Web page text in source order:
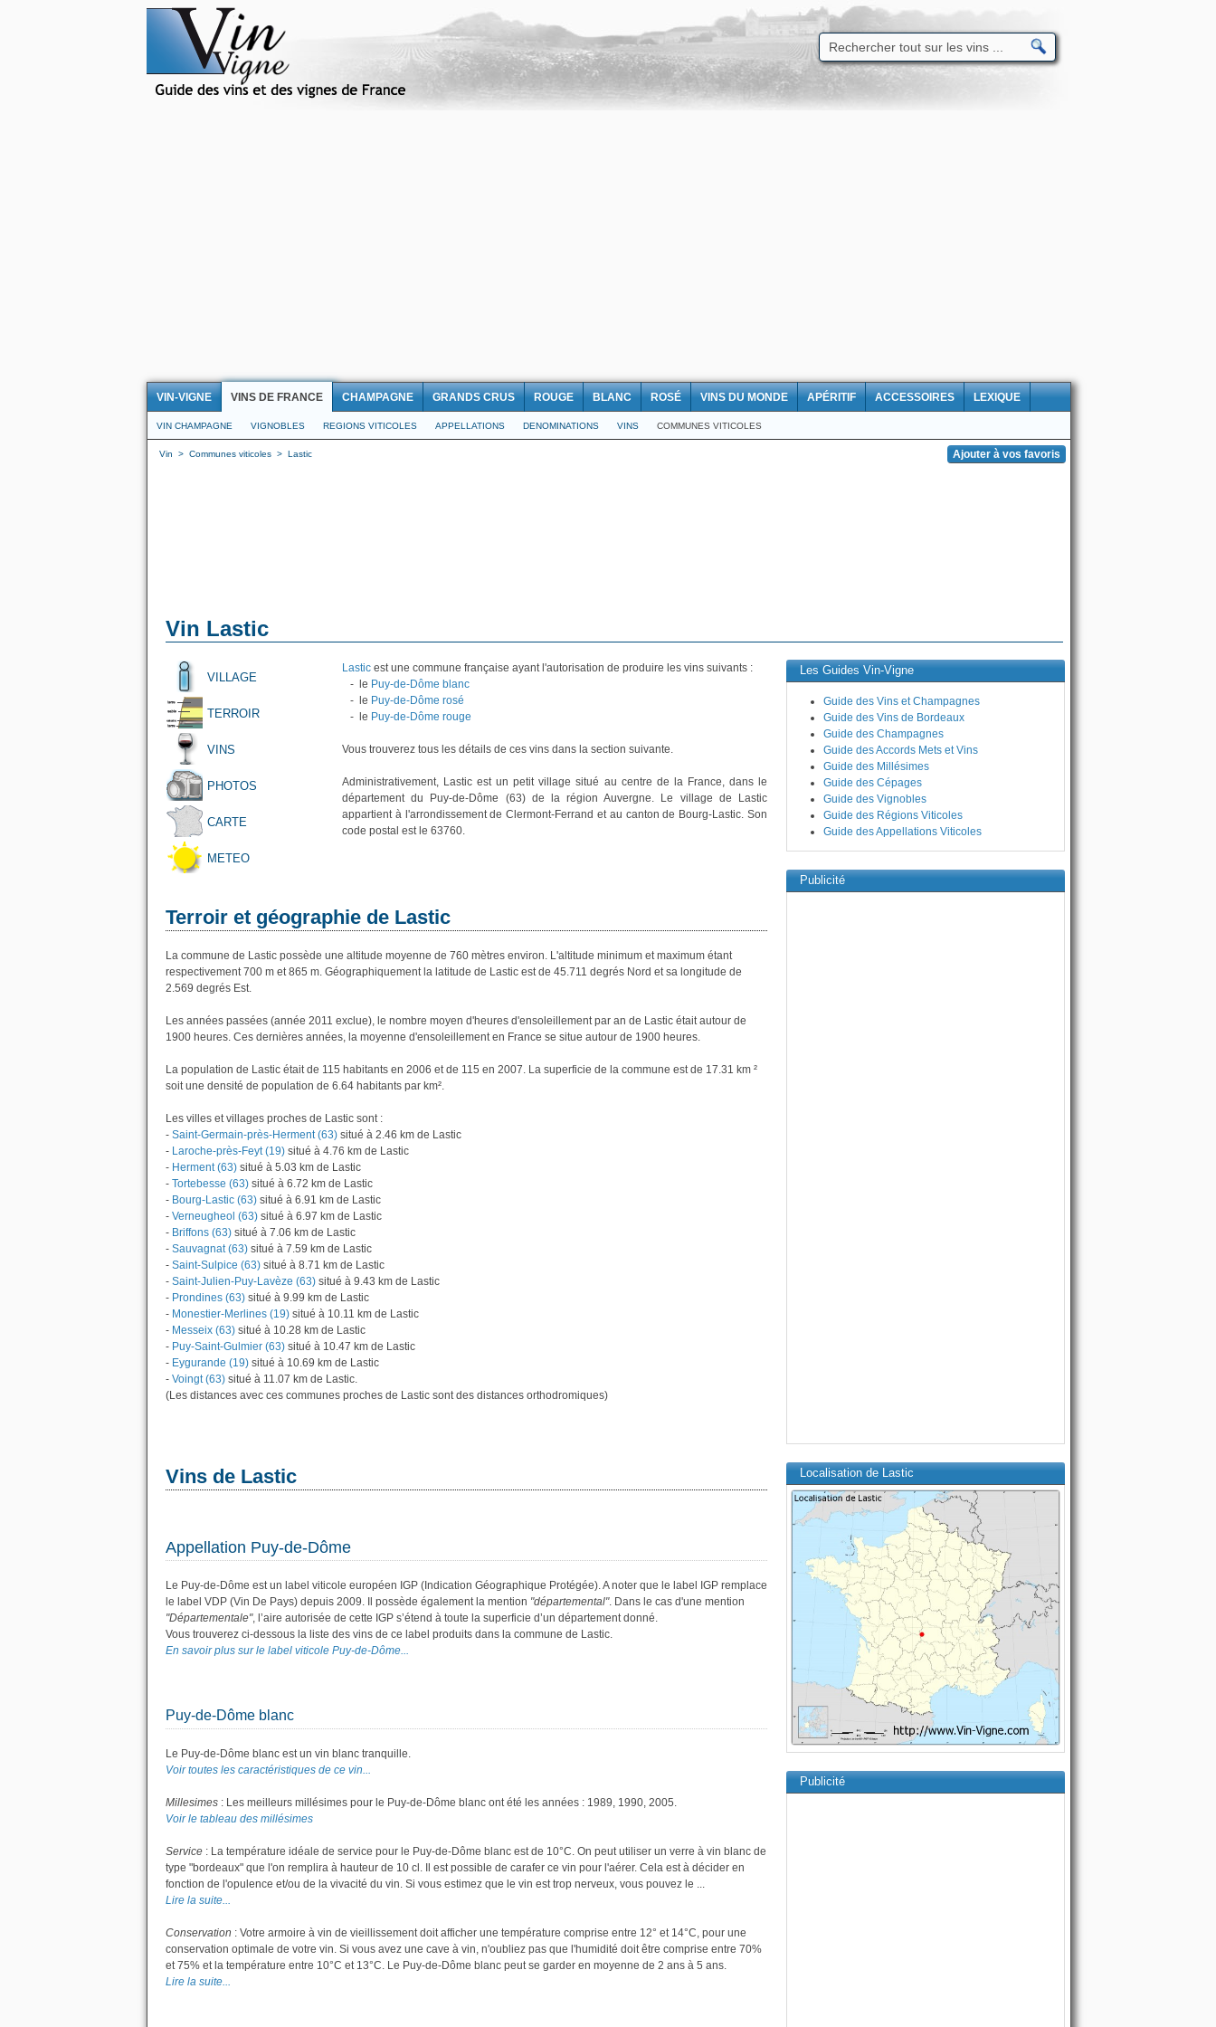
VIN-VIGNE VINS DE FRANCE CHAMPAGNE GRANDS CRUS ROUGE BLANC ROSÉ VINS DU MONDE APÉRITIF ACCESSOIRES LEXIQUE
VIN CHAMPAGNE VIGNOBLES REGIONS VITICOLES APPELLATIONS DENOMINATIONS VINS COMMUNES VITICOLES
Vin > Communes viticoles > Lastic
Vin Lastic
VILLAGE
TERROIR
VINS
PHOTOS
CARTE
METEO
Lastic est une commune française ayant l'autorisation de produire les vins suivants :
- le Puy-de-Dôme blanc
- le Puy-de-Dôme rosé
- le Puy-de-Dôme rouge
Vous trouverez tous les détails de ces vins dans la section suivante.
Administrativement, Lastic est un petit village situé au centre de la France, dans le
département du Puy-de-Dôme (63) de la région Auvergne. Le village de Lastic
appartient à l'arrondissement de Clermont-Ferrand et au canton de Bourg-Lastic. Son
code postal est le 63760.
Terroir et géographie de Lastic
La commune de Lastic possède une altitude moyenne de 760 mètres environ. L'altitude minimum et maximum étant
respectivement 700 m et 865 m. Géographiquement la latitude de Lastic est de 45.711 degrés Nord et sa longitude de
2.569 degrés Est.
Les années passées (année 2011 exclue), le nombre moyen d'heures d'ensoleillement par an de Lastic était autour de
1900 heures. Ces dernières années, la moyenne d'ensoleillement en France se situe autour de 1900 heures.
La population de Lastic était de 115 habitants en 2006 et de 115 en 2007. La superficie de la commune est de 17.31 km ²
soit une densité de population de 6.64 habitants par km².
Les villes et villages proches de Lastic sont :
- Saint-Germain-près-Herment (63) situé à 2.46 km de Lastic
- Laroche-près-Feyt (19) situé à 4.76 km de Lastic
- Herment (63) situé à 5.03 km de Lastic
- Tortebesse (63) situé à 6.72 km de Lastic
- Bourg-Lastic (63) situé à 6.91 km de Lastic
- Verneugheol (63) situé à 6.97 km de Lastic
- Briffons (63) situé à 7.06 km de Lastic
- Sauvagnat (63) situé à 7.59 km de Lastic
- Saint-Sulpice (63) situé à 8.71 km de Lastic
- Saint-Julien-Puy-Lavèze (63) situé à 9.43 km de Lastic
- Prondines (63) situé à 9.99 km de Lastic
- Monestier-Merlines (19) situé à 10.11 km de Lastic
- Messeix (63) situé à 10.28 km de Lastic
- Puy-Saint-Gulmier (63) situé à 10.47 km de Lastic
- Eygurande (19) situé à 10.69 km de Lastic
- Voingt (63) situé à 11.07 km de Lastic.
(Les distances avec ces communes proches de Lastic sont des distances orthodromiques)
Vins de Lastic
Appellation Puy-de-Dôme
Le Puy-de-Dôme est un label viticole européen IGP (Indication Géographique Protégée). A noter que le label IGP remplace
le label VDP (Vin De Pays) depuis 2009. Il possède également la mention "départemental". Dans le cas d'une mention
"Départementale", l’aire autorisée de cette IGP s’étend à toute la superficie d’un département donné.
Vous trouverez ci-dessous la liste des vins de ce label produits dans la commune de Lastic.
En savoir plus sur le label viticole Puy-de-Dôme...
Puy-de-Dôme blanc
Le Puy-de-Dôme blanc est un vin blanc tranquille.
Voir toutes les caractéristiques de ce vin...
Millesimes : Les meilleurs millésimes pour le Puy-de-Dôme blanc ont été les années : 1989, 1990, 2005.
Voir le tableau des millésimes
Service : La température idéale de service pour le Puy-de-Dôme blanc est de 10°C. On peut utiliser un verre à vin blanc de
type "bordeaux" que l'on remplira à hauteur de 10 cl. Il est possible de carafer ce vin pour l'aérer. Cela est à décider en
fonction de l'opulence et/ou de la vivacité du vin. Si vous estimez que le vin est trop nerveux, vous pouvez le ...
Lire la suite...
Conservation : Votre armoire à vin de vieillissement doit afficher une température comprise entre 12° et 14°C, pour une
conservation optimale de votre vin. Si vous avez une cave à vin, n'oubliez pas que l'humidité doit être comprise entre 70%
et 75% et la température entre 10°C et 13°C. Le Puy-de-Dôme blanc peut se garder en moyenne de 2 ans à 5 ans.
Lire la suite...
Les Guides Vin-Vigne
Guide des Vins et Champagnes
Guide des Vins de Bordeaux
Guide des Champagnes
Guide des Accords Mets et Vins
Guide des Millésimes
Guide des Cépages
Guide des Vignobles
Guide des Régions Viticoles
Guide des Appellations Viticoles
Publicité
Localisation de Lastic
Publicité